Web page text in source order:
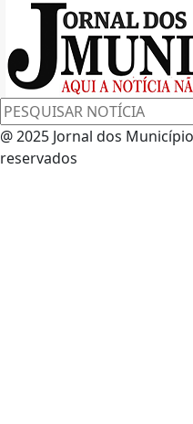
@ 2025 Jornal dos
reservados